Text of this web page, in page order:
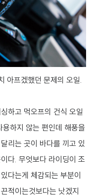
아프겠했던 문제의 오일.
하고 먹오프의 건식 오일
하지 않는 편인데 해풍을
리는 곳이 바다를 끼고 있
다. 무엇보다 라이딩이 조
다는게 체감되는 부분이
적이는것보다는 낫겠지